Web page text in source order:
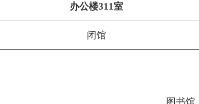
办公楼311室
闭馆
图书馆